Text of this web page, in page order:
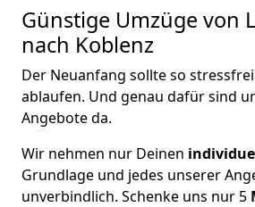
Günstige Umzüge von
nach Koblenz
Der Neuanfang sollte so
ablaufen. Und genau dafür sind
Angebote da.
Wir nehmen nur Deinen
Grundlage und jedes unserer
unverbindlich. Schenke uns nur 5